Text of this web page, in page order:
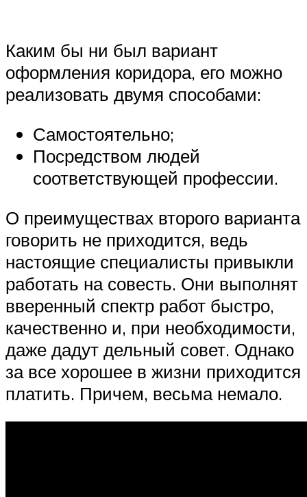
Каким бы ни был вариант
оформления коридора, его можно
реализовать двумя способами:
Самостоятельно;
Посредством людей
соответствующей профессии.
О преимуществах второго варианта
говорить не приходится, ведь
настоящие специалисты привыкли
работать на совесть. Они выполнят
вверенный спектр работ быстро,
качественно и, при необходимости,
даже дадут дельный совет. Однако
за все хорошее в жизни приходится
платить. Причем, весьма немало.